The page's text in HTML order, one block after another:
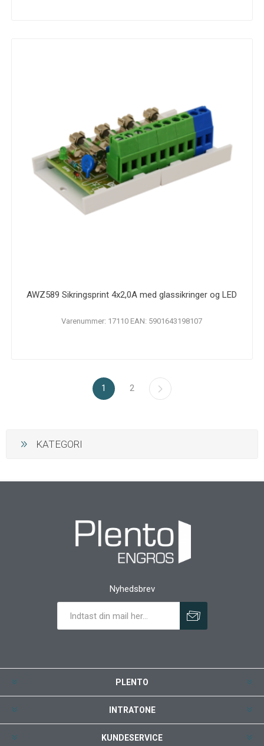
AWZ589 Sikringsprint 4x2,0A med glassikringer og LED
Varenummer: 17110 EAN: 5901643198107
1 2
KATEGORI
Nyhedsbrev
PLENTO
INTRATONE
KUNDESERVICE